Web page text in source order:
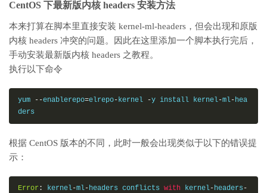
CentOS 下最新版内核 headers 安装方法
本来打算在脚本里直接安装 kernel-ml-headers，但会出现和原版
内核 headers 冲突的问题。因此在这里添加一个脚本执行完后，
手动安装最新版内核 headers 之教程。
执行以下命令
yum --enablerepo=elrepo-kernel -y install kernel-ml-hea
ders
根据 CentOS 版本的不同，此时一般会出现类似于以下的错误提
示：
Error : kernel-ml-headers conflicts with kernel-headers -